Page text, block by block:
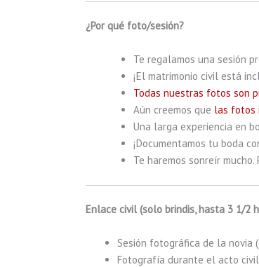
¿Por qué foto/sesión?
Te regalamos una sesión
¡El matrimonio civil está
Todas nuestras fotos son
Aún creemos que las fotos
Una larga experiencia en
¡Documentamos tu boda
Te haremos sonreír mucho.
Enlace civil (solo brindis, hasta 3 1/2
Sesión fotográfica de la novia
Fotografía durante el acto